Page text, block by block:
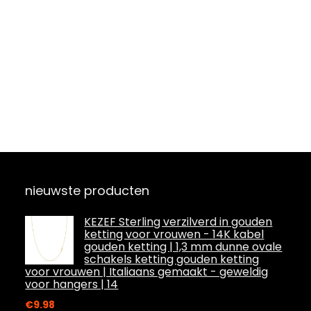
nieuwste producten
KEZEF Sterling verzilverd in gouden
ketting voor vrouwen - 14K kabel
gouden ketting | 1,3 mm dunne ovale
schakels ketting gouden ketting
voor vrouwen | Italiaans gemaakt - geweldig
voor hangers | 14
€9.98